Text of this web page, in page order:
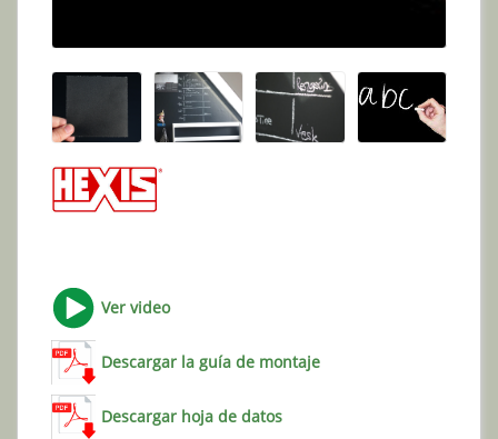
Ver video
Descargar la guía de montaje
Descargar hoja de datos